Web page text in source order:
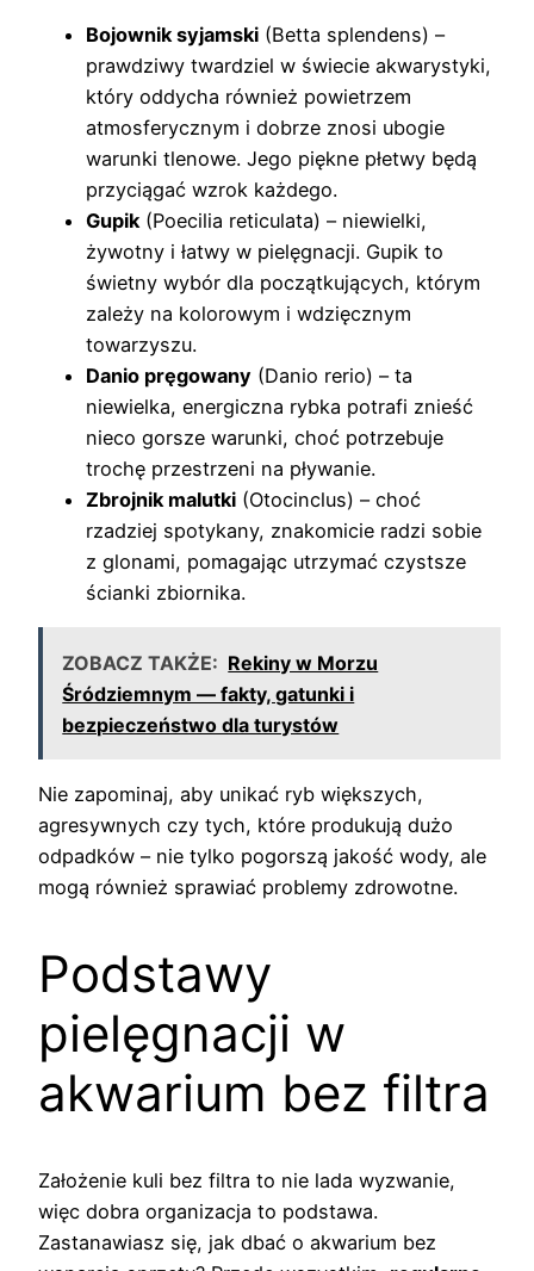
Bojownik syjamski (Betta splendens) –
prawdziwy twardziel w świecie akwarystyki,
który oddycha również powietrzem
atmosferycznym i dobrze znosi ubogie
warunki tlenowe. Jego piękne płetwy będą
przyciągać wzrok każdego.
Gupik (Poecilia reticulata) – niewielki,
żywotny i łatwy w pielęgnacji. Gupik to
świetny wybór dla początkujących, którym
zależy na kolorowym i wdzięcznym
towarzyszu.
Danio pręgowany (Danio rerio) – ta
niewielka, energiczna rybka potrafi znieść
nieco gorsze warunki, choć potrzebuje
trochę przestrzeni na pływanie.
Zbrojnik malutki (Otocinclus) – choć
rzadziej spotykany, znakomicie radzi sobie
z glonami, pomagając utrzymać czystsze
ścianki zbiornika.
ZOBACZ TAKŻE: Rekiny w Morzu
Śródziemnym — fakty, gatunki i
bezpieczeństwo dla turystów
Nie zapominaj, aby unikać ryb większych,
agresywnych czy tych, które produkują dużo
odpadków – nie tylko pogorszą jakość wody, ale
mogą również sprawiać problemy zdrowotne.
Podstawy
pielęgnacji w
akwarium bez filtra
Założenie kuli bez filtra to nie lada wyzwanie,
więc dobra organizacja to podstawa.
Zastanawiasz się, jak dbać o akwarium bez